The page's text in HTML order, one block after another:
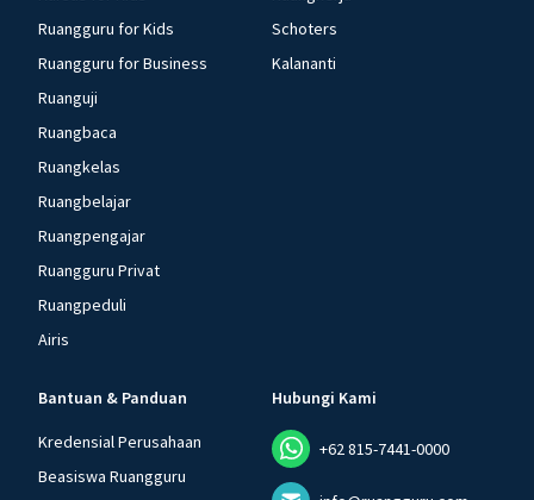
Ruangguru for Kids
Ruangguru for Business
Ruanguji
Ruangbaca
Ruangkelas
Ruangbelajar
Ruangpengajar
Ruangguru Privat
Ruangpeduli
Airis
Schoters
Kalananti
Bantuan & Panduan
Kredensial Perusahaan
Beasiswa Ruangguru
Hubungi Kami
+62 815-7441-0000